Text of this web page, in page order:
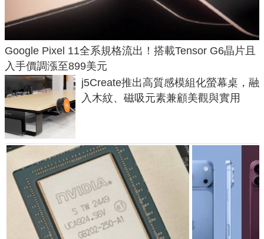
Google Pixel 11全系規格流出！搭載Tensor G6晶片且
入手價調漲至899美元
j5Create推出高質感模組化螢幕桌，融
入木紋、磁吸元素兼顧美觀與實用